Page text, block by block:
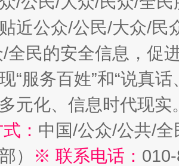
近公众/公民/大众/民
全民的安全信息，促
“服务百姓”和“说真
元化、信息时代现实
： 中国/公众/公共/
）
※ 联系电话：